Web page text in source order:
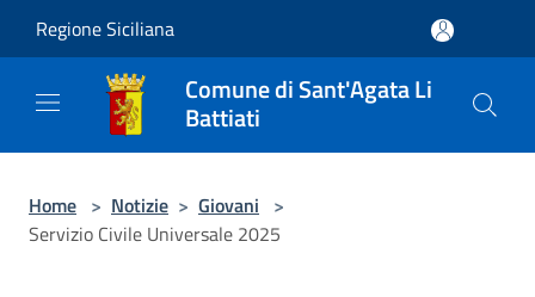
Regione Siciliana
Comune di Sant'Agata Li
Battiati
Home > Notizie > Giovani >
Servizio Civile Universale 2025